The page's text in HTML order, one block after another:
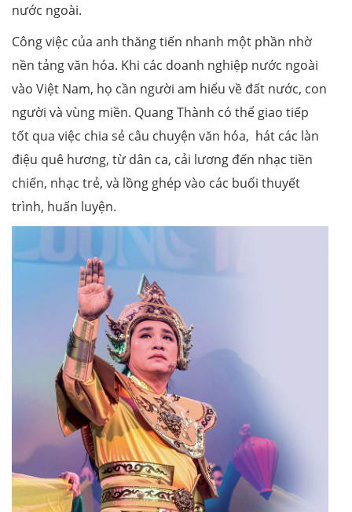
nước ngoài.
Công việc của anh thăng tiến nhanh một phần nhờ
nền tảng văn hóa. Khi các doanh nghiệp nước ngoài
vào Việt Nam, họ cần người am hiểu về đất nước, con
người và vùng miền. Quang Thành có thể giao tiếp
tốt qua việc chia sẻ câu chuyện văn hóa, hát các làn
điệu quê hương, từ dân ca, cải lương đến nhạc tiền
chiến, nhạc trẻ, và lồng ghép vào các buổi thuyết
trình, huấn luyện.